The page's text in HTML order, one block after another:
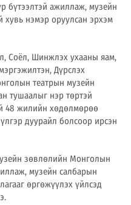
бүтээлтэй ажиллаж, музейн
нэмэр оруулсан эрхэм
Соёл, Шинжлэх ухааны яам,
Дүрслэх
театрын музейн
тушаалыг нэр төртэй
48 жилийн хөдөлмөрөө
дуурайл болсоор ирсэн
зөвлөлийн Монголын
музейн салбарын
өргөжүүлэх үйлсэд